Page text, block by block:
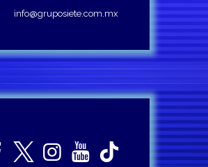
info@gruposiete.com.mx